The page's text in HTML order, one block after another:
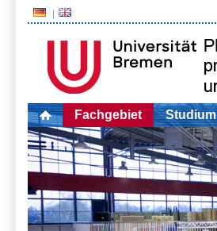
Fachgebiet Studium